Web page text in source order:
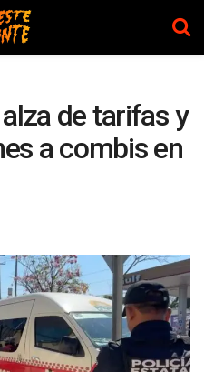
de tarifas y
a combis en